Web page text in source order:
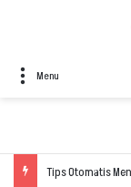
Menu
Tips Otomatis